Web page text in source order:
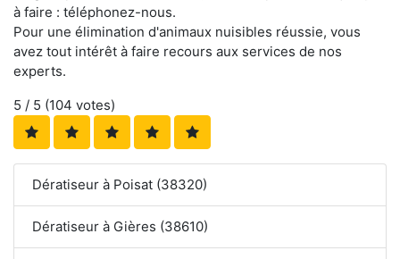
à faire : téléphonez-nous.
Pour une élimination d'animaux nuisibles réussie, vous
avez tout intérêt à faire recours aux services de nos
experts.
5 / 5 (104 votes)
Dératiseur à Poisat (38320)
Dératiseur à Gières (38610)